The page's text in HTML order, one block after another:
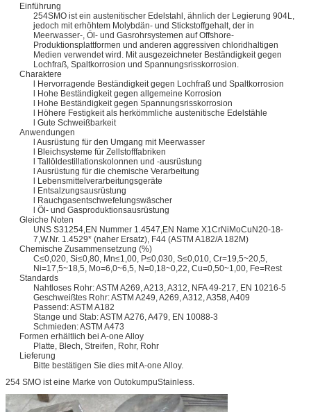
Einführung
254SMO ist ein austenitischer Edelstahl, ähnlich der Legierung 904L,
jedoch mit erhöhtem Molybdän- und Stickstoffgehalt, der in
Meerwasser-, Öl- und Gasrohrsystemen auf Offshore-
Produktionsplattformen und anderen aggressiven chloridhaltigen
Medien verwendet wird. Mit ausgezeichneter Beständigkeit gegen
Lochfraß, Spaltkorrosion und Spannungsrisskorrosion.
Charaktere
l Hervorragende Beständigkeit gegen Lochfraß und Spaltkorrosion
l Hohe Beständigkeit gegen allgemeine Korrosion
l Hohe Beständigkeit gegen Spannungsrisskorrosion
l Höhere Festigkeit als herkömmliche austenitische Edelstähle
l Gute Schweißbarkeit
Anwendungen
l Ausrüstung für den Umgang mit Meerwasser
l Bleichsysteme für Zellstofffabriken
l Tallöldestillationskolonnen und -ausrüstung
l Ausrüstung für die chemische Verarbeitung
l Lebensmittelverarbeitungsgeräte
l Entsalzungsausrüstung
l Rauchgasentschwefelungswäscher
l Öl- und Gasproduktionsausrüstung
Gleiche Noten
UNS S31254,EN Nummer 1.4547,EN Name X1CrNiMoCuN20-18-
7,W.Nr. 1.4529* (naher Ersatz), F44 (ASTM A182/A 182M)
Chemische Zusammensetzung (%)
C≤0,020, Si≤0,80, Mn≤1,00, P≤0,030, S≤0,010, Cr=19,5~20,5,
Ni=17,5~18,5, Mo=6,0~6,5, N=0,18~0,22, Cu=0,50~1,00, Fe=Rest
Standards
Nahtloses Rohr: ASTM A269, A213, A312, NFA 49-217, EN 10216-5
Geschweißtes Rohr: ASTM A249, A269, A312, A358, A409
Passend: ASTM A182
Stange und Stab: ASTM A276, A479, EN 10088-3
Schmieden: ASTM A473
Formen erhältlich bei A-one Alloy
Platte, Blech, Streifen, Rohr, Rohr
Lieferung
Bitte bestätigen Sie dies mit A-one Alloy.
254 SMO ist eine Marke von OutokumpuStainless.